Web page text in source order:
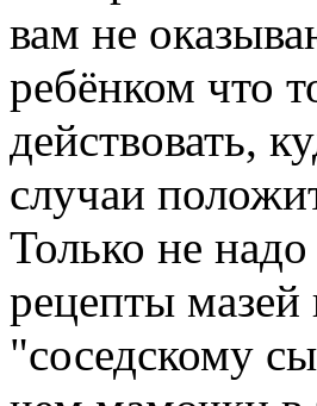
вам не
ребёнком что
действовать,
случаи
Только не надо
рецепты мазей
"соседскому